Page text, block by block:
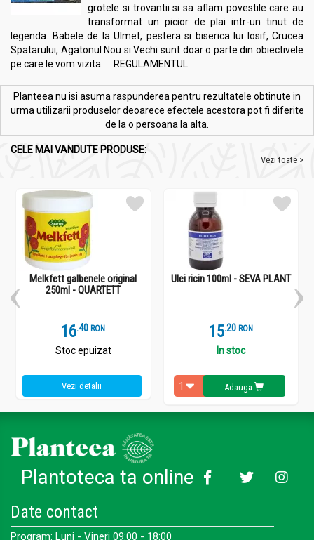
grotele si trovantii si sa aflam povestile care au
transformat un picior de plai intr-un tinut de
legenda. Babele de la Ulmet, pestera si biserica lui Iosif, Crucea
Spatarului, Agatonul Nou si Vechi sunt doar o parte din obiectivele
pe care le vom vizita. REGULAMENTUL...
Planteea nu isi asuma raspunderea pentru rezultatele obtinute in
urma utilizarii produselor deoarece efectele acestora pot fi diferite
de la o persoana la alta.
CELE MAI VANDUTE PRODUSE:
Vezi toate >
Melkfett galbenele original
250ml - QUARTETT
16.4 RON
Stoc epuizat
Vezi detalii
Ulei ricin 100ml - SEVA PLANT
15.2 RON
In stoc
Adauga
Plantoteca ta online
Date contact
Program: Luni - Vineri 09:00 - 18:00